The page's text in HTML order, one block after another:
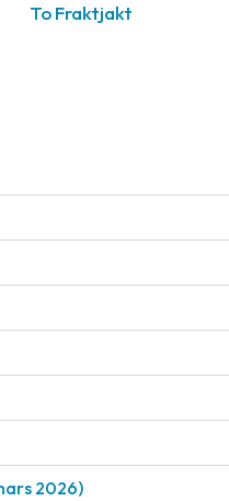
To Fraktjakt
2026)